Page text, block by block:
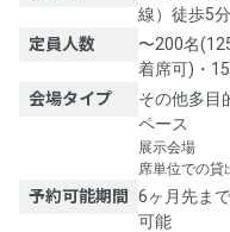
線）徒歩5分
定員人数
〜200名
着席可)・
会場タイプ
その他多目
ペース
展示会場
席単位での貸
予約可能期間
6ヶ月先ま
可能